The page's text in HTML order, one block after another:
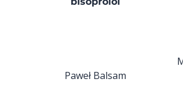
Paweł Balsam